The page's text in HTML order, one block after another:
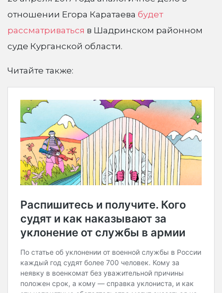
отношении Егора Каратаева будет
рассматриваться в Шадринском районном
суде Курганской области.
Читайте также: